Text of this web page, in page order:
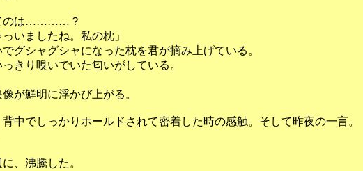
のは…………？
いましたね。私の枕」
グシャグシャになった枕を君が摘み上げている。
きり嗅いでいた匂いがしている。
が鮮明に浮かび上がる。
中でしっかりホールドされて密着した時の感触。そして昨夜の一言。
、沸騰した。